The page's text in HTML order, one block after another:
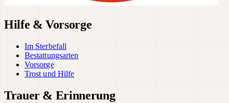
Hilfe & Vorsorge
Im Sterbefall
Bestattungsarten
Vorsorge
Trost und Hilfe
Trauer & Erinnerung